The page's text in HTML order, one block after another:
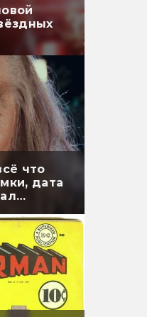
что
дата